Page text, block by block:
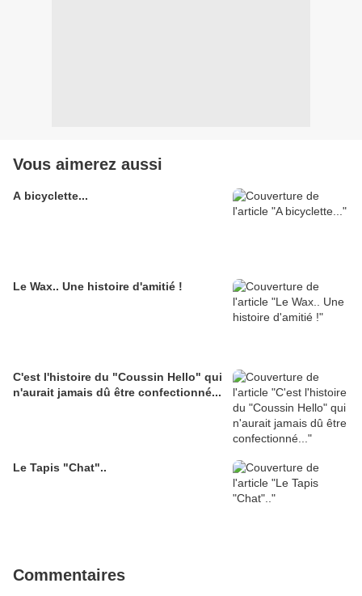
Vous aimerez aussi
A bicyclette...
Le Wax.. Une histoire d'amitié !
C'est l'histoire du "Coussin Hello" qui
n'aurait jamais dû être confectionné...
Le Tapis "Chat"..
Commentaires